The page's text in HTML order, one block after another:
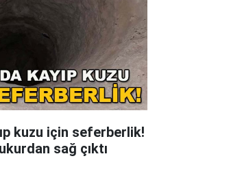
kuzu için seferberlik!
sağ çıktı